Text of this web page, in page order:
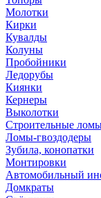
Молотки
Кирки
Кувалды
Колуны
Пробойники
Ледорубы
Киянки
Кернеры
Выколотки
Строительные
Ломы-гвоздодеры
Зубила, конопатки
Монтировки
Автомобильный
Домкраты